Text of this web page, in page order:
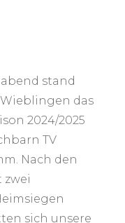
stand
Wieblingen das
2024/2025
TV
Nach den
zwei
sich unsere